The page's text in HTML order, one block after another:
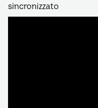
sincronizzato